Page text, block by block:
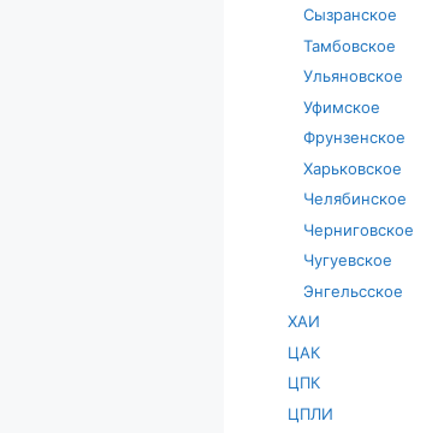
Сызранское
Тамбовское
Ульяновское
Уфимское
Фрунзенское
Харьковское
Челябинское
Черниговское
Чугуевское
Энгельсское
ХАИ
ЦАК
ЦПК
ЦПЛИ